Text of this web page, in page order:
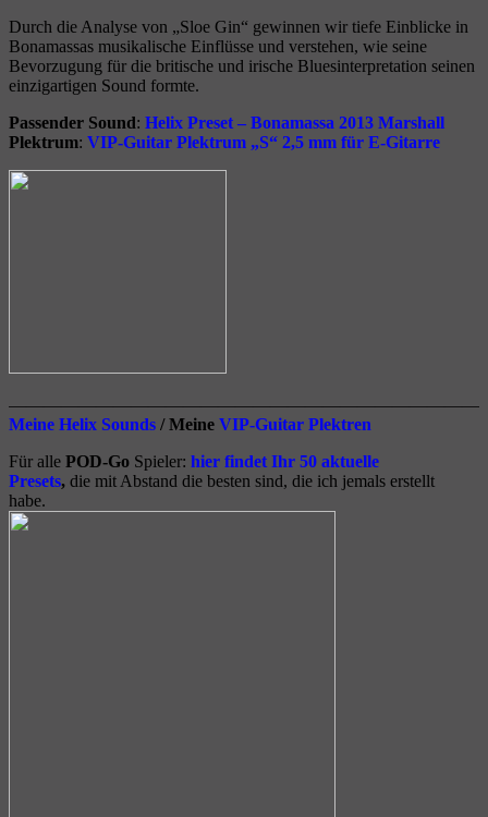
Durch die Analyse von „Sloe Gin“ gewinnen wir tiefe Einblicke in
Bonamassas musikalische Einflüsse und verstehen, wie seine
Bevorzugung für die britische und irische Bluesinterpretation seinen
einzigartigen Sound formte.
Passender Sound: Helix Preset – Bonamassa 2013 Marshall
Plektrum: VIP-Guitar Plektrum „S“ 2,5 mm für E-Gitarre
Meine Helix Sounds / Meine VIP-Guitar Plektren
Für alle POD-Go Spieler: hier findet Ihr 50 aktuelle
Presets, die mit Abstand die besten sind, die ich jemals erstellt
habe.